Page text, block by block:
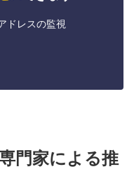
ドレスの監視
門家による推